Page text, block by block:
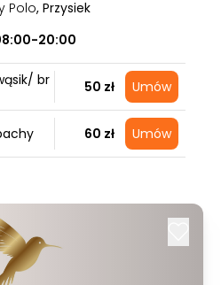
Polo, Przysiek
20:00
br
50 zł Umów
60 zł Umów